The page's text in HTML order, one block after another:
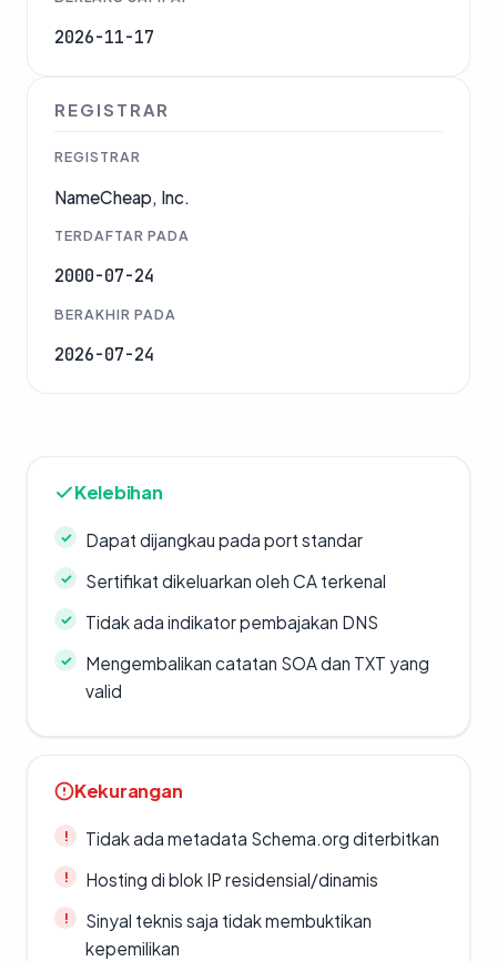
2026-11-17
REGISTRAR
REGISTRAR
NameCheap, Inc.
TERDAFTAR PADA
2000-07-24
BERAKHIR PADA
2026-07-24
Kelebihan
Dapat dijangkau pada port standar
Sertifikat dikeluarkan oleh CA terkenal
Tidak ada indikator pembajakan DNS
Mengembalikan catatan SOA dan TXT yang
valid
Kekurangan
Tidak ada metadata Schema.org diterbitkan
Hosting di blok IP residensial/dinamis
Sinyal teknis saja tidak membuktikan
kepemilikan